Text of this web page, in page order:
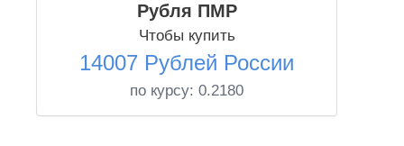
Рубля ПМР
Чтобы купить
14007 Рублей России
по курсу: 0.2180